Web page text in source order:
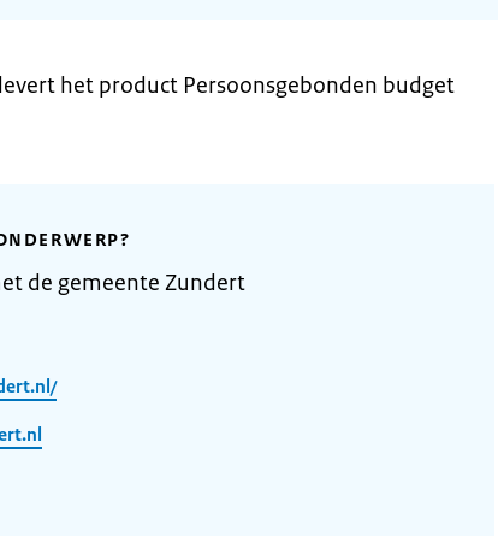
het product Persoonsgebonden budget
de gemeente Zundert